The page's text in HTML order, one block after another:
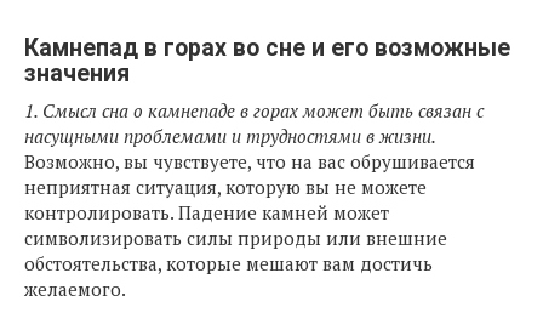
Камнепад в горах во сне и его возможные
значения
1. Смысл сна о камнепаде в горах может быть связан с
насущными проблемами и трудностями в жизни.
Возможно, вы чувствуете, что на вас обрушивается
неприятная ситуация, которую вы не можете
контролировать. Падение камней может
символизировать силы природы или внешние
обстоятельства, которые мешают вам достичь
желаемого.